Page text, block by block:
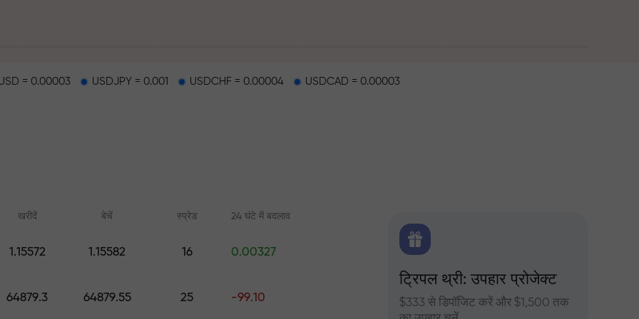
= 0.00003 USDJPY = 0.001 USDCHF = 0.00004 USDCAD = 0.00003
खरीदें बेचें स्प्रेड 24 घंटे में बदलाव
1.15572 1.15582 16 0.00327
64879.3 64879.55 25 -99.10
शुरुआत से ट्रेडिंग सीखें — सभी स्तरों के
फॉरेक्स, क्रिप्टो और फ्यूचर्स के दैनिक
ट्रिपल थ्री: उपहार प्रोजेक्ट
$333 से डिपॉजिट करें और $1,500 तक